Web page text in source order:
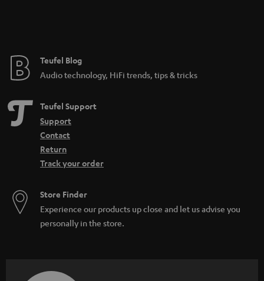
günstiger ausgeführt werden.
Verwandte Themen
Aktiv-Lautsprecher
Kabellose Lautsprecher
Teufel Blog
Audio technology, HiFi trends, tips & tricks
Teufel Support
Support
Contact
Return
Track your order
Store Finder
Experience our products up close and let us advise you
personally in the store.